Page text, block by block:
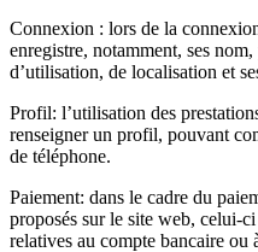
Connexion : lors de la
enregistre, notamment, ses
d’utilisation, de localisation et
Profil: l’utilisation des
renseigner un profil, pouvant
de téléphone.
Paiement: dans le cadre du
proposés sur le site web, celui-
relatives au compte bancaire ou